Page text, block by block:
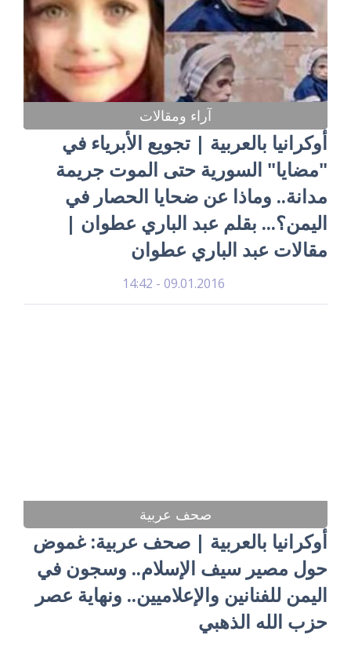
آراء ومقالات
أوكرانيا بالعربية | تجويع الأبرياء في
"مضايا" السورية حتى الموت جريمة
مدانة.. وماذا عن ضحايا الحصار في
اليمن؟... بقلم عبد الباري عطوان |
مقالات عبد الباري عطوان
09.01.2016 - 14:42
صحف عربية
أوكرانيا بالعربية | صحف عربية: غموض
حول مصير سيف الإسلام.. وسجون في
اليمن للفنانين والإعلاميين.. ونهاية عصر
حزب الله الذهبي